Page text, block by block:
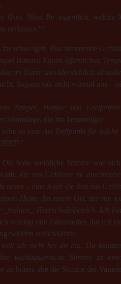
Gast. Wisst Ihr eigentlich, welche
verlassen?“
zu schweigen. Das brennende
Borons! Einem öffentlichen
an Eurer unwiderstehlich
Sagarta sah nicht wütend aus –
Tempel, Henker von
Stimmlage, die ihn beunruhigte.
wäre so eine Art Treffpunkt für
hohe weibliche Stimme war
die das Gebäude zu
zuvor – eine Kraft die ihm das
Heim. An einem Ort, der nur
_meinen_ Herrschaftsbereich. Ich
verengt und fokussierten ihn mit
zurückkehrte.
ich nicht bei dir bin. Du
wichtigtuerische Stimme zu
zu hören, ehe die Stimme der